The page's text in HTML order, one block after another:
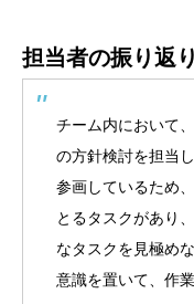
担当者の振り返り
チーム内において
の方針検討を担当
参画しているため
とるタスクがあり
なタスクを見極め
意識を置いて、作